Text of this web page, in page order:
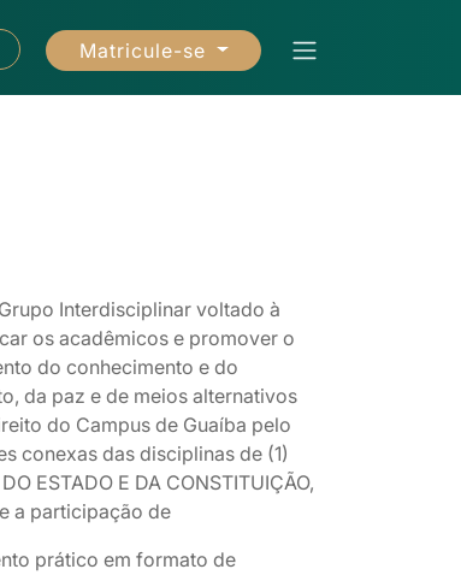
Matricule-se
Interdisciplinar voltado à
os acadêmicos e promover o
do conhecimento e do
da paz e de meios alternativos
do Campus de Guaíba pelo
conexas das disciplinas de (1)
ESTADO E DA CONSTITUIÇÃO,
a participação de
prático em formato de